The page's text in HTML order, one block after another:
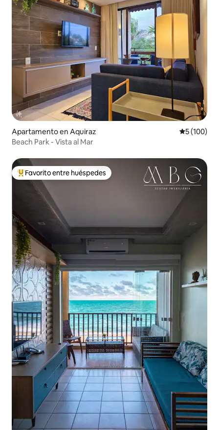
Apartamento en Aquiraz
5 (100)
Beach Park - Vista al Mar
Favorito entre huéspedes preferido
Favorito entre huéspedes